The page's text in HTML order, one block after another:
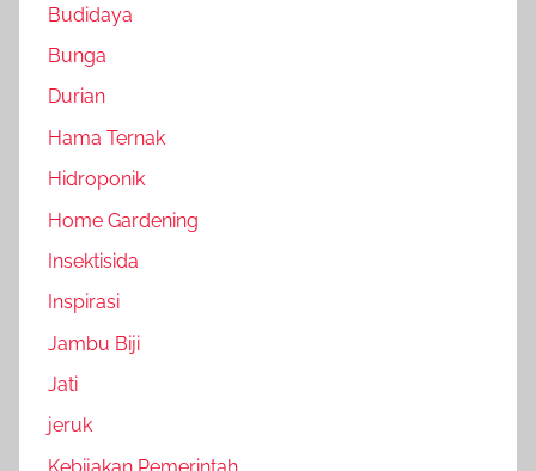
Budidaya
Bunga
Durian
Hama Ternak
Hidroponik
Home Gardening
Insektisida
Inspirasi
Jambu Biji
Jati
jeruk